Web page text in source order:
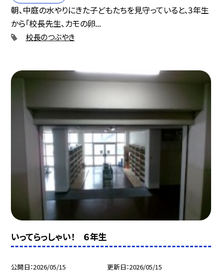
朝、中庭の水やりにきた子どもたちを見守っていると、3年生
から「校長先生、カモの卵...
校長のつぶやき
いってらっしゃい！ ６年生
公開日 2026/05/15 更新日 2026/05/15